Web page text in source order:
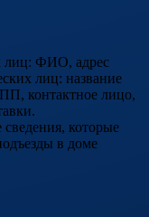
лиц: ФИО, адрес
лиц: название
контактное лицо,
которые
в доме